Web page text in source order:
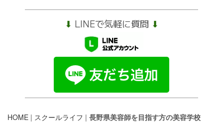
⬇︎ LINEで気軽に質問 ⬇︎
HOME | スクールライフ | 長野県美容師を目指す方の美容学校